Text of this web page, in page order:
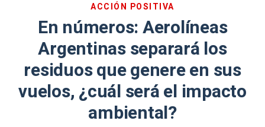
ACCIÓN POSITIVA
En números: Aerolíneas
Argentinas separará los
residuos que genere en sus
vuelos, ¿cuál será el impacto
ambiental?